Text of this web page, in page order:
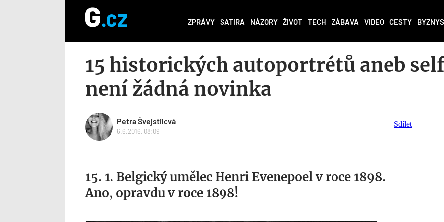
ZPRÁVY SATIRA NÁZORY ŽIVOT TECH ZÁBAVA VIDEO CESTY BYZNYS
15 historických autoportrétů aneb
není žádná novinka
Petra Švejstilová
6.6.2016, 08:09
Sdílet
15. 1. Belgický umělec Henri Evenepoel v roce 1898.
Ano, opravdu v roce 1898!